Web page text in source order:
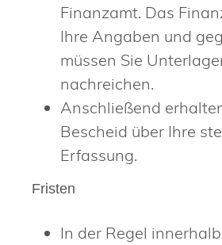
Finanzamt. Das
Ihre Angaben und
müssen Sie
nachreichen.
Anschließend
Bescheid über Ihre
Erfassung.
Fristen
In der Regel